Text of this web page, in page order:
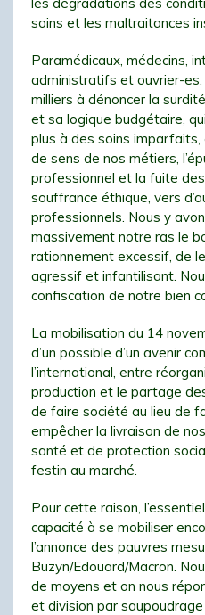
soins et les maltraitances
Paramédicaux, médecins,
administratifs et ouvrier-
milliers à dénoncer la
et sa logique budgétaire,
plus à des soins
de sens de nos métiers,
professionnel et la fuite
souffrance éthique, vers
professionnels. Nous y
massivement notre ras le
rationnement excessif, de
agressif et infantilisant.
confiscation de notre bien
La mobilisation du 14
d’un possible d’un avenir
l’international, entre
production et le partage
de faire société au lieu de
empêcher la livraison de
santé et de protection
festin au marché.
Pour cette raison,
capacité à se mobiliser
l’annonce des pauvres
Buzyn/Edouard/Macron.
de moyens et on nous
et division par